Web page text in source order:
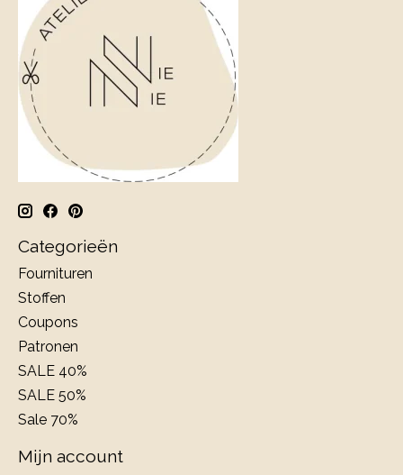
Categorieën
Fournituren
Stoffen
Coupons
Patronen
SALE 40%
SALE 50%
Sale 70%
Mijn account